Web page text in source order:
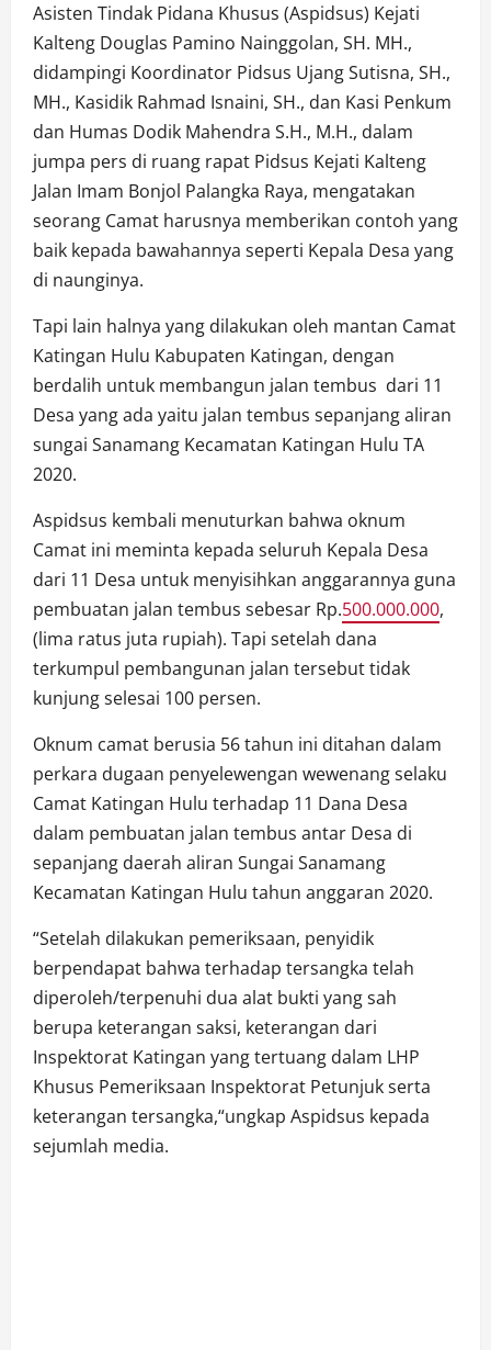
Asisten Tindak Pidana Khusus (Aspidsus) Kejati
Kalteng Douglas Pamino Nainggolan, SH. MH.,
didampingi Koordinator Pidsus Ujang Sutisna, SH.,
MH., Kasidik Rahmad Isnaini, SH., dan Kasi Penkum
dan Humas Dodik Mahendra S.H., M.H., dalam
jumpa pers di ruang rapat Pidsus Kejati Kalteng
Jalan Imam Bonjol Palangka Raya, mengatakan
seorang Camat harusnya memberikan contoh yang
baik kepada bawahannya seperti Kepala Desa yang
di naunginya.
Tapi lain halnya yang dilakukan oleh mantan Camat
Katingan Hulu Kabupaten Katingan, dengan
berdalih untuk membangun jalan tembus dari 11
Desa yang ada yaitu jalan tembus sepanjang aliran
sungai Sanamang Kecamatan Katingan Hulu TA
2020.
Aspidsus kembali menuturkan bahwa oknum
Camat ini meminta kepada seluruh Kepala Desa
dari 11 Desa untuk menyisihkan anggarannya guna
pembuatan jalan tembus sebesar Rp.500.000.000,
(lima ratus juta rupiah). Tapi setelah dana
terkumpul pembangunan jalan tersebut tidak
kunjung selesai 100 persen.
Oknum camat berusia 56 tahun ini ditahan dalam
perkara dugaan penyelewengan wewenang selaku
Camat Katingan Hulu terhadap 11 Dana Desa
dalam pembuatan jalan tembus antar Desa di
sepanjang daerah aliran Sungai Sanamang
Kecamatan Katingan Hulu tahun anggaran 2020.
“Setelah dilakukan pemeriksaan, penyidik
berpendapat bahwa terhadap tersangka telah
diperoleh/terpenuhi dua alat bukti yang sah
berupa keterangan saksi, keterangan dari
Inspektorat Katingan yang tertuang dalam LHP
Khusus Pemeriksaan Inspektorat Petunjuk serta
keterangan tersangka,“ungkap Aspidsus kepada
sejumlah media.